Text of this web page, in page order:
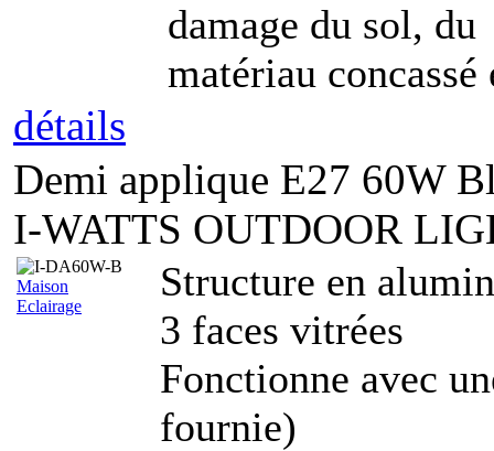
damage du sol, du
matériau concassé
détails
Demi applique E27 60W
I-WATTS OUTDOOR
Maison
Eclairage
Structure en
3 faces vitrées
Fonctionne avec
fournie)